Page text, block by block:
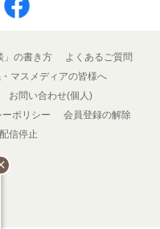
」の書き方
よくあるご質問
マスメディアの皆様へ
お問い合わせ(個人)
ポリシー
会員登録の解除
信停止